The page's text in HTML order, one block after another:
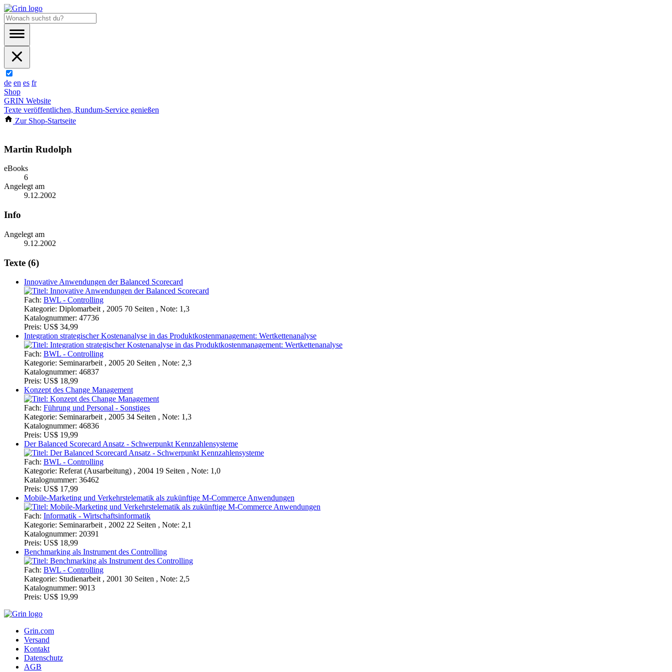
de en es fr
Shop
GRIN Website
Texte veröffentlichen, Rundum-Service genießen
Zur Shop-Startseite
Martin Rudolph
eBooks
6
Angelegt am
9.12.2002
Info
Angelegt am
9.12.2002
Texte (6)
Innovative Anwendungen der Balanced Scorecard
Fach: BWL - Controlling
Kategorie: Diplomarbeit , 2005 70 Seiten , Note: 1,3
Katalognummer: 47736
Preis: US$ 34,99
Integration strategischer Kostenanalyse in das Produktkostenmanagement: Wertkettenanalyse
Fach: BWL - Controlling
Kategorie: Seminararbeit , 2005 20 Seiten , Note: 2,3
Katalognummer: 46837
Preis: US$ 18,99
Konzept des Change Management
Fach: Führung und Personal - Sonstiges
Kategorie: Seminararbeit , 2005 34 Seiten , Note: 1,3
Katalognummer: 46836
Preis: US$ 19,99
Der Balanced Scorecard Ansatz - Schwerpunkt Kennzahlensysteme
Fach: BWL - Controlling
Kategorie: Referat (Ausarbeitung) , 2004 19 Seiten , Note: 1,0
Katalognummer: 36462
Preis: US$ 17,99
Mobile-Marketing und Verkehrstelematik als zukünftige M-Commerce Anwendungen
Fach: Informatik - Wirtschaftsinformatik
Kategorie: Seminararbeit , 2002 22 Seiten , Note: 2,1
Katalognummer: 20391
Preis: US$ 18,99
Benchmarking als Instrument des Controlling
Fach: BWL - Controlling
Kategorie: Studienarbeit , 2001 30 Seiten , Note: 2,5
Katalognummer: 9013
Preis: US$ 19,99
Grin.com
Versand
Kontakt
Datenschutz
AGB